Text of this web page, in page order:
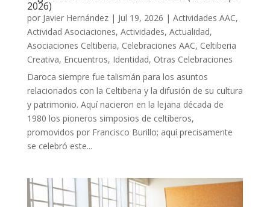
2026)
por Javier Hernández| Jul 19, 2026 | Actividades AAC,
Actividad Asociaciones, Actividades, Actualidad,
Asociaciones Celtiberia, Celebraciones AAC, Celtiberia
Creativa, Encuentros, Identidad, Otras Celebraciones
Daroca siempre fue talismán para los asuntos
relacionados con la Celtiberia y la difusión de su cultura
y patrimonio. Aquí nacieron en la lejana década de
1980 los pioneros simposios de celtíberos,
promovidos por Francisco Burillo; aquí precisamente
se celebró este...